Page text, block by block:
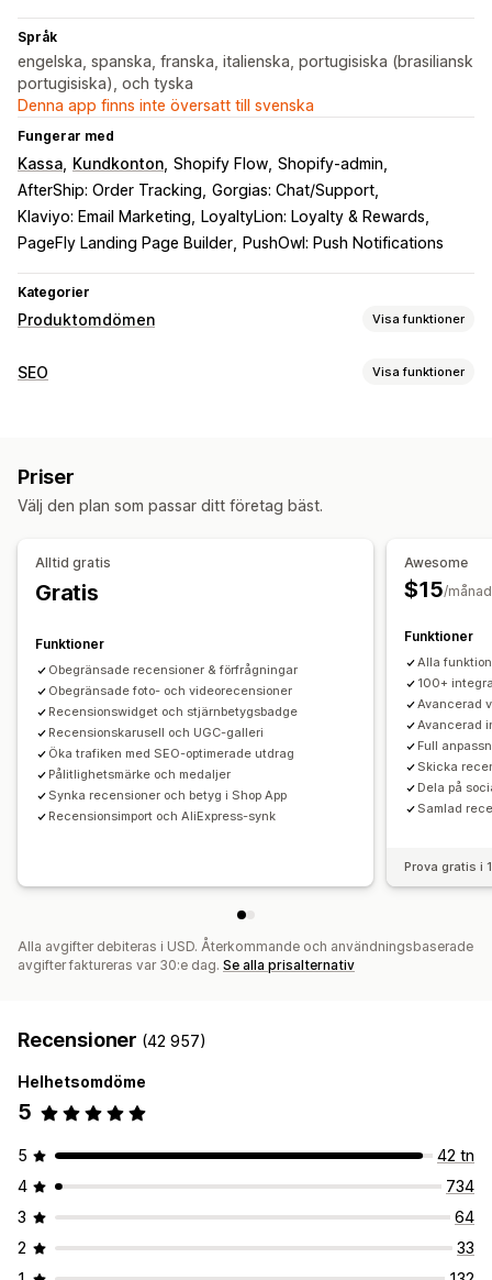
Språk
engelska, spanska, franska, italienska, portugisiska (brasiliansk
portugisiska), och tyska
Denna app finns inte översatt till svenska
Fungerar med
Kassa Kundkonton Shopify Flow Shopify-admin
AfterShip: Order Tracking Gorgias: Chat/Support
Klaviyo: Email Marketing
LoyaltyLion: Loyalty & Rewards
PageFly Landing Page Builder
PushOwl: Push Notifications
Kategorier
Produktomdömen Visa funktioner
Visningsalternativ
En sida med alla recensioner
Sammanfattningar av recensioner
Frågor och svar
Metoder för insamling av recensioner
Push-meddelanden
Användargenererat innehåll i sociala medier
Formulär
Enkäter QR-koder Kampanjer Hänvisningar
Import och export
Migrering av recensioner
Syndikering av recensioner Automatiseringar
Anpassade förfrågningar
SEO Visa funktioner
Optimering av metadata
Priser
Välj den plan som passar ditt företag bäst.
Alltid gratis
Gratis
Funktioner
Obegränsade recensioner & förfrågningar
Obegränsade foto- och videorecensioner
Recensionswidget och stjärnbetygsbadge
Recensionskarusell och UGC-galleri
Öka trafiken med SEO-optimerade utdrag
Pålitlighetsmärke och medaljer
Synka recensioner och betyg i Shop App
Recensionsimport och AliExpress-synk
Awesome
$15/månad
Funktioner
Alla
100+
Avancerad
Avancerad
Full
Skicka
Dela på
Samlad
Prova gratis i
Alla avgifter debiteras i USD. Återkommande och användningsbaserade
avgifter faktureras var 30:e dag. Se alla prisalternativ
Recensioner (42 957)
Helhetsomdöme
5
5
42 tn
4
734
3
64
2
33